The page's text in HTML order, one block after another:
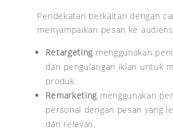
Pendekatan berkaitan dengan
menyampaikan pesan ke
Retargeting menggunakan
dan pengulangan iklan untuk
produk.
Remarketing menggunakan
personal dengan pesan yang
dan relevan.